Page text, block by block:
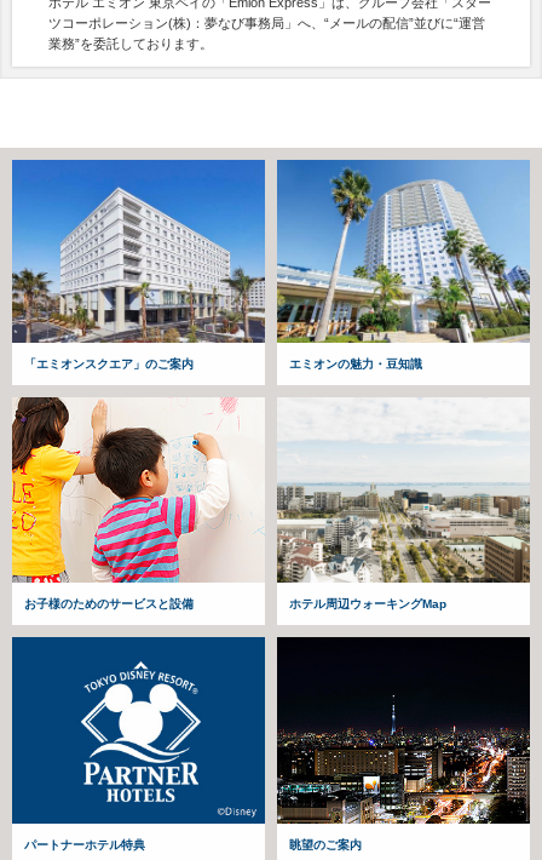
ツコーポレーション(株)：夢なび事務局」へ、“メールの配信”並びに“運営
業務”を委託しております。
「エミオンスクエア」のご案内 エミオンの魅力・豆知識
お子様のためのサービスと設備 ホテル周辺ウォーキングMap
パートナーホテル特典 眺望のご案内